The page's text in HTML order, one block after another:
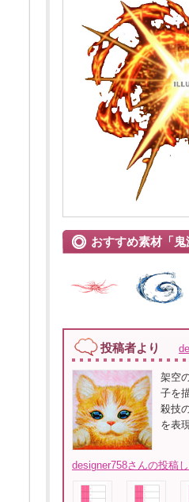
おすすめ素材「鬼
投稿者より
架空
子を
殺技
を表
designer758さんの投稿